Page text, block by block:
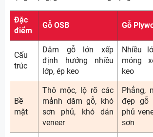
Đặc
điểm
Gỗ OSB Gỗ
Cấu
trúc
Dăm gỗ lớn xếp
định hướng nhiều
lớp, ép keo
Nhiều
mỏng
keo
Bề
mặt
Thô mộc, lộ rõ các
mảnh dăm gỗ, khó
sơn phủ, khó dán
veneer
Phẳng,
đẹp gỗ
phủ
sơn